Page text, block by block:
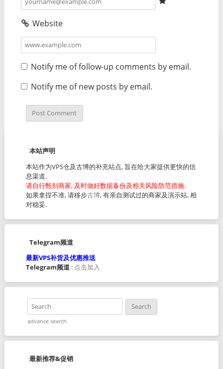
Website
Notify me of follow-up comments by email.
Notify me of new posts by email.
本站声明
本站作为VPS仓及古博的补充站点, 旨在给大家提供更快的信
息渠道.
请自行甄别商家, 及时做好数据备份及相关风险防范措施.
如果拿捏不准, 请移步古博, 有亲自测试过的商家及演示站, 相
对稳妥.
Telegram频道
最新VPS补货及优惠推送
Telegram频道: 点击加入
advance search
最新推荐&促销